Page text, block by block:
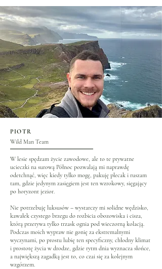
PIOTR
Wild Man Team
W lesie spędzam życie zawodowe, ale to te prywatne
ucieczki na surową Północ pozwalają mi naprawdę
odetchnąć, więc kiedy tylko mogę, pakuję plecak i ruszam
tam, gdzie jedynym zasięgiem jest ten wzrokowy, sięgający
po horyzont jezior.
Nie potrzebuję luksusów – wystarczy mi solidne wędzisko,
kawałek czystego brzegu do rozbicia obozowiska i cisza,
którą przerywa tylko trzask ognia pod wieczorną kolacją.
Podczas moich wypraw nie gonię za ekstremalnymi
wyczynami, po prostu lubię ten specyficzny, chłodny klimat
i prostotę życia w drodze, gdzie rytm dnia wyznacza słońce,
a największą zagadką jest to, co czai się za kolejnym
wzgórzem.